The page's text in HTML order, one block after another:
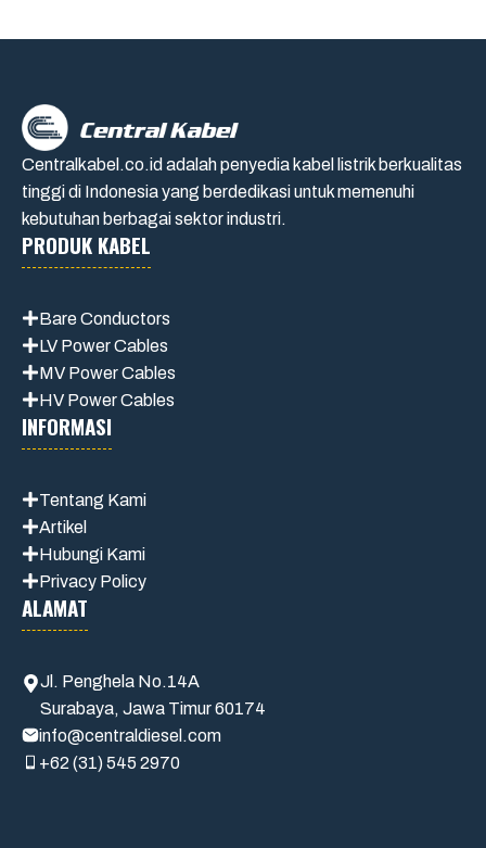
Centralkabel.co.id adalah penyedia kabel listrik berkualitas
tinggi di Indonesia yang berdedikasi untuk memenuhi
kebutuhan berbagai sektor industri.
PRODUK KABEL
Bare Conductors
LV Power Cables
MV Power Cables
HV Power Cables
INFORMASI
Tentang Kami
Artikel
Hubungi Kami
Privacy Policy
ALAMAT
Jl. Penghela No.14A
Surabaya, Jawa Timur 60174
info@centraldiesel.com
+62 (31) 545 2970